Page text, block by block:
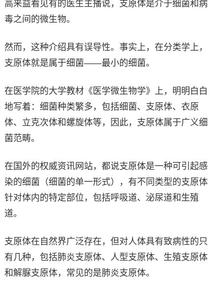
高来益看见有的医生主播说，支原体是介于细菌和病
毒之间的微生物。
然而，这种介绍具有误导性。事实上，在分类学上，
支原体就是属于细菌——最小的细菌。
在医学院的大学教材《医学微生物学》上，明明白白
地写着：细菌种类繁多，包括细菌、支原体、衣原
体、立克次体和螺旋体等，因此，支原体属于广义细
菌范畴。
在国外的权威资讯网站，都说支原体是一种可引起感
染的细菌（细菌的单一形式），有不同类型的支原体
针对体内的特定部位，包括呼吸道、泌尿道和生殖
道。
支原体在自然界广泛存在，但对人体具有致病性的只
有几种，包括肺炎支原体、人型支原体、生殖支原体
和解脲支原体，常见的是肺炎支原体。